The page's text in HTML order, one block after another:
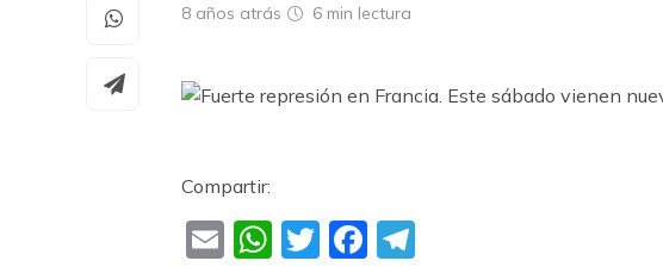
8 años atrás
6 min lectura
Compartir:
EmailWhatsApp
TwitterFacebook